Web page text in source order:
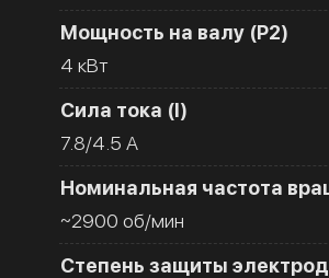
Мощность на валу (Р2)
4 кВт
Сила тока (I)
7.8/4.5 A
Номинальная частота
~2900 об/мин
Степень защиты